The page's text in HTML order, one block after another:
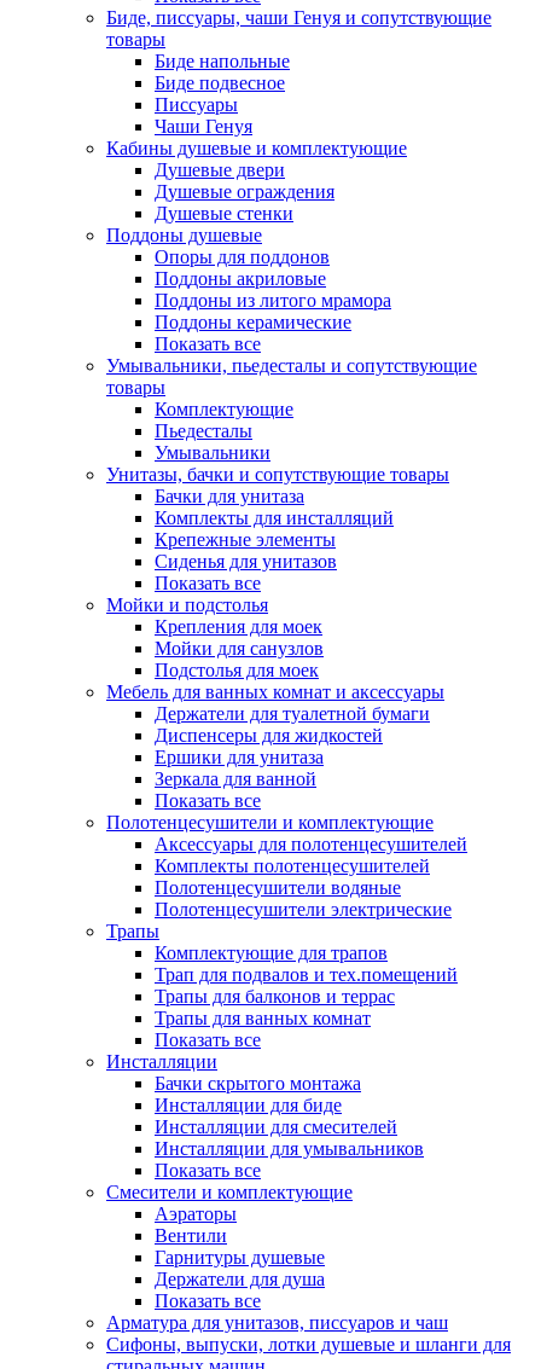
Биде, писсуары, чаши Генуя и сопутствующие
товары
Биде напольные
Биде подвесное
Писсуары
Чаши Генуя
Кабины душевые и комплектующие
Душевые двери
Душевые ограждения
Душевые стенки
Поддоны душевые
Опоры для поддонов
Поддоны акриловые
Поддоны из литого мрамора
Поддоны керамические
Показать все
Умывальники, пьедесталы и сопутствующие
товары
Комплектующие
Пьедесталы
Умывальники
Унитазы, бачки и сопутствующие товары
Бачки для унитаза
Комплекты для инсталляций
Крепежные элементы
Сиденья для унитазов
Показать все
Мойки и подстолья
Крепления для моек
Мойки для санузлов
Подстолья для моек
Мебель для ванных комнат и аксессуары
Держатели для туалетной бумаги
Диспенсеры для жидкостей
Ершики для унитаза
Зеркала для ванной
Показать все
Полотенцесушители и комплектующие
Аксессуары для полотенцесушителей
Комплекты полотенцесушителей
Полотенцесушители водяные
Полотенцесушители электрические
Трапы
Комплектующие для трапов
Трап для подвалов и тех.помещений
Трапы для балконов и террас
Трапы для ванных комнат
Показать все
Инсталляции
Бачки скрытого монтажа
Инсталляции для биде
Инсталляции для смесителей
Инсталляции для умывальников
Показать все
Смесители и комплектующие
Аэраторы
Вентили
Гарнитуры душевые
Держатели для душа
Показать все
Арматура для унитазов, писсуаров и чаш
Сифоны, выпуски, лотки душевые и шланги для